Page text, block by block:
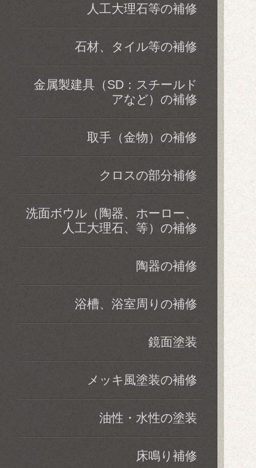
人工大理石等の補修
石材、タイル等の補修
金属製建具（SD：スチールド
アなど）の補修
取手（金物）の補修
クロスの部分補修
洗面ボウル（陶器、ホーロー、
人工大理石、等）の補修
陶器の補修
浴槽、浴室周りの補修
鏡面塗装
メッキ風塗装の補修
油性・水性の塗装
床鳴り補修